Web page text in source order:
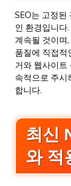
SEO는 고정된
인 환경입니다
계속될 것이며
품질에 직접적
거와 웹사이트
속적으로 주시
합니다.
최신
와 적